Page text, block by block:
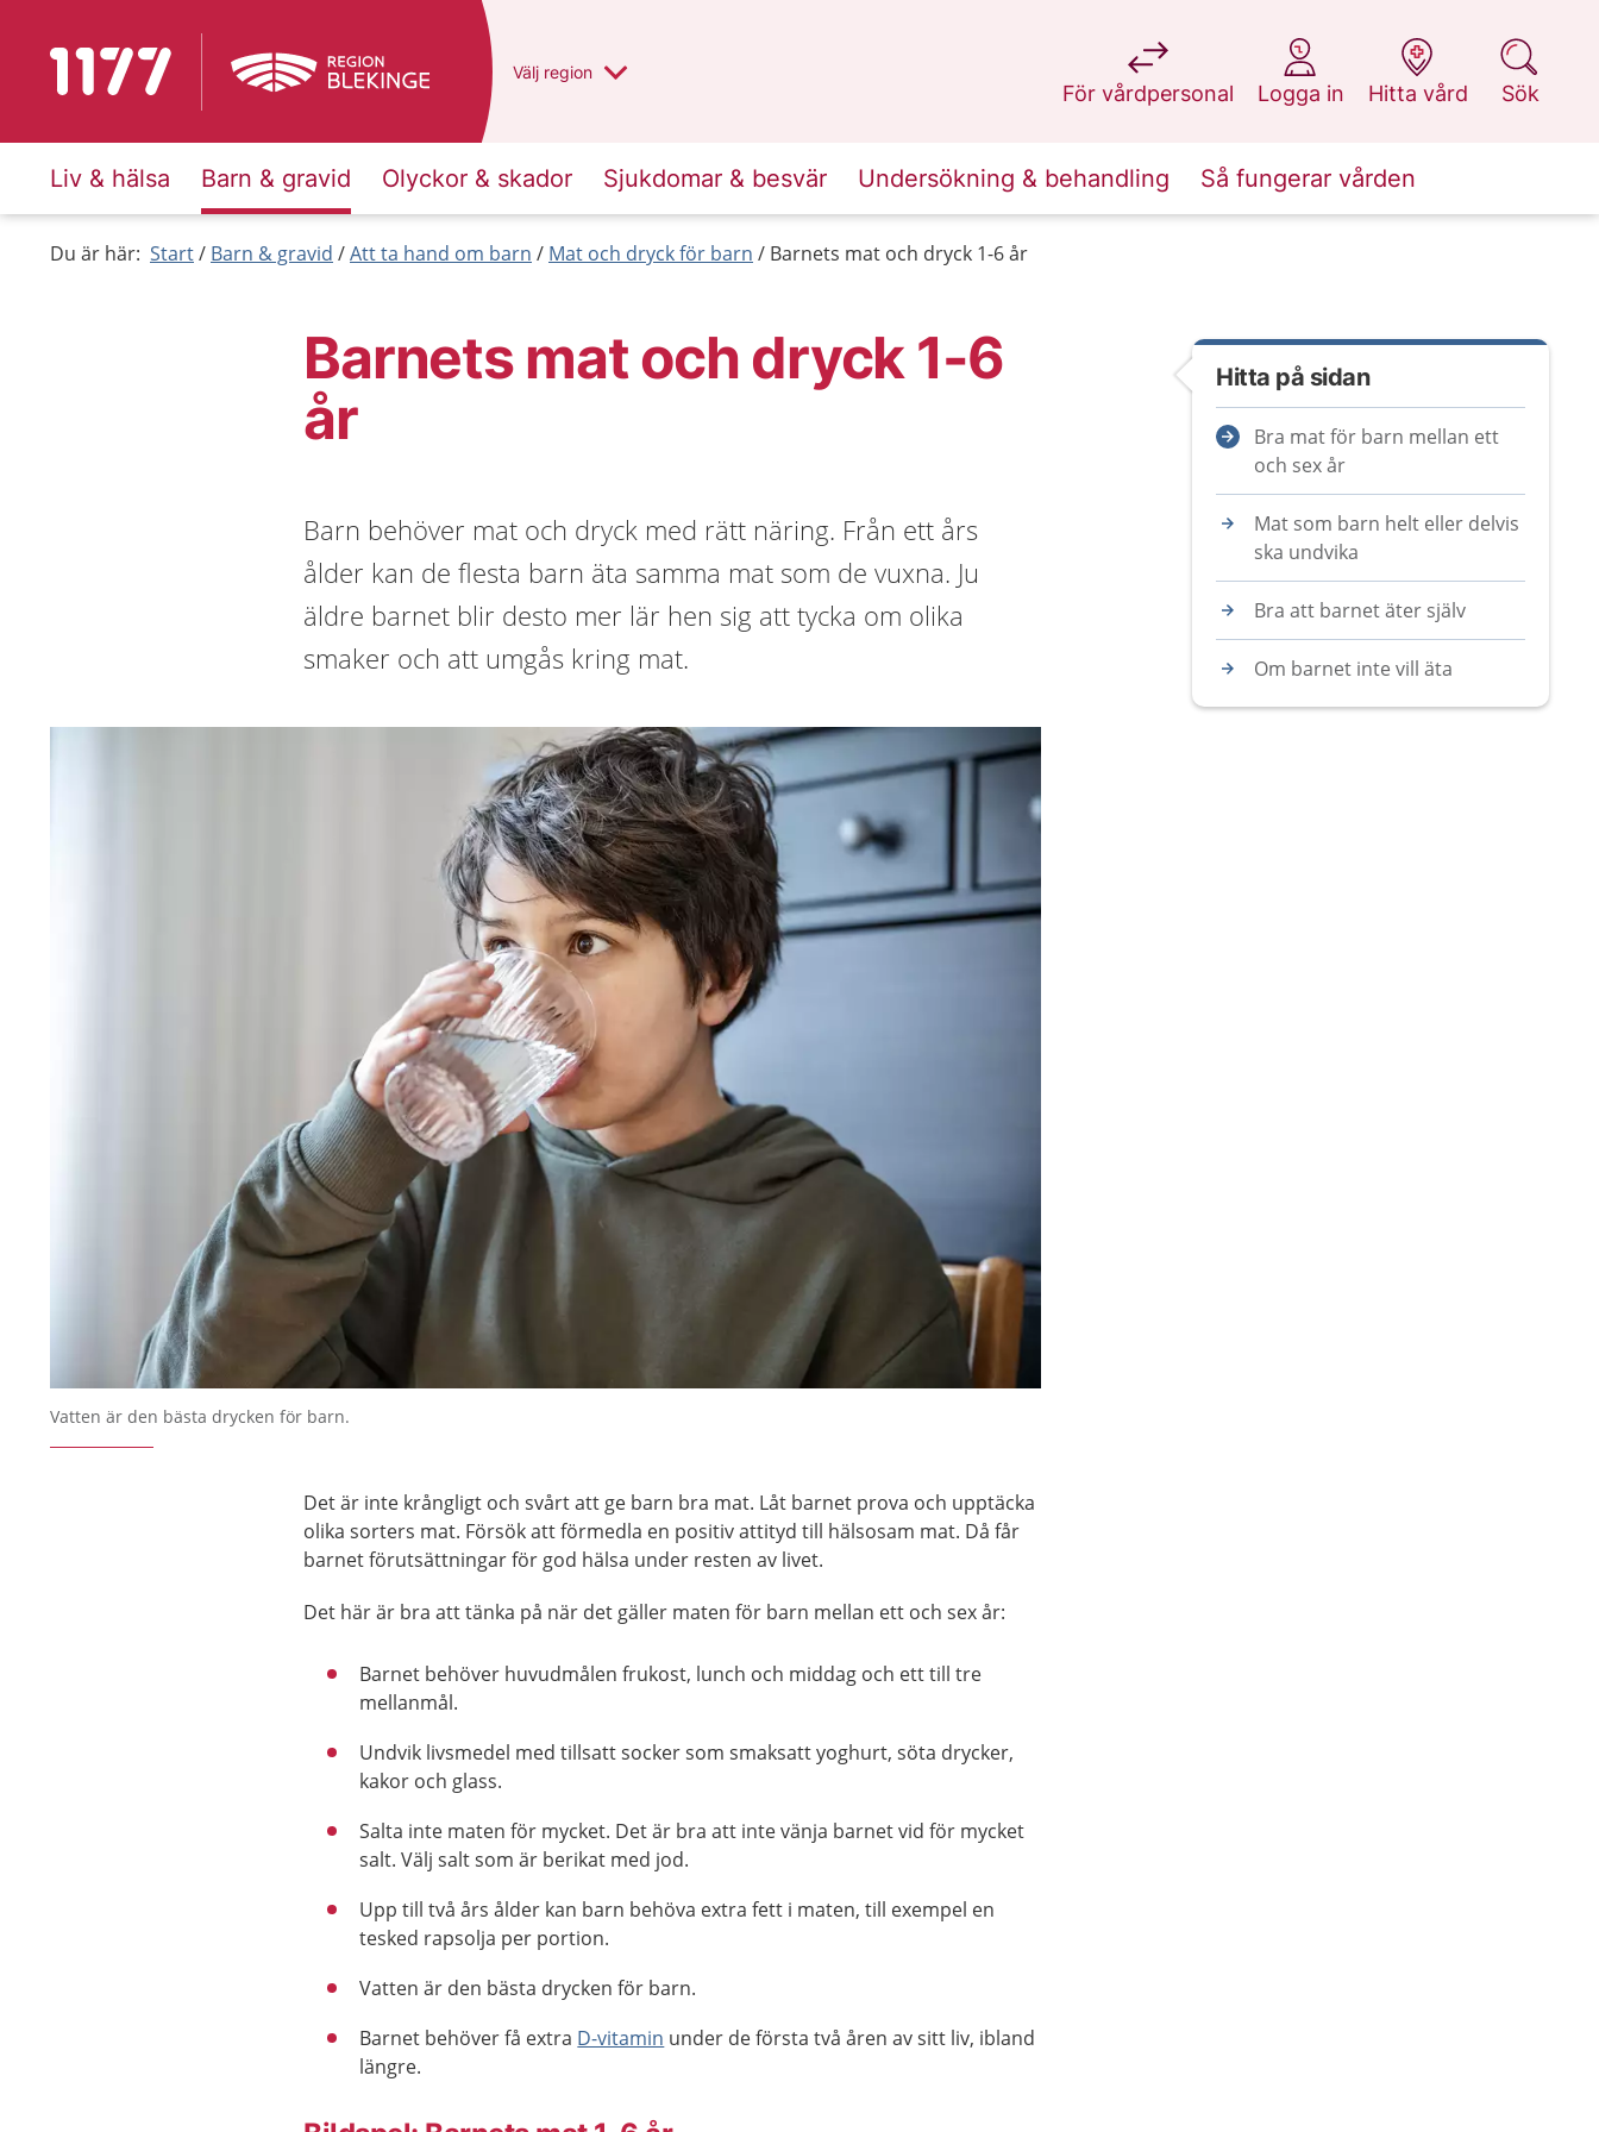
Till startsidan för 1177 Du har valt region
Välj en annan
region
För vårdpersonal
på 1177.se
Logga in
på 1177.se
Hitta vård
på 1177.se
Sök
på 1177.se
Liv & hälsa Barn & gravid Olyckor & skador Sjukdomar & besvär Undersökning & behandling Så fungerar vården
Du är här: Start Barn & gravid Att ta hand om barn Mat och dryck för barn Barnets mat och dryck 1-6 år
Barnets mat och dryck 1-6
år
Barn behöver mat och dryck med rätt näring. Från ett års
ålder kan de flesta barn äta samma mat som de vuxna. Ju
äldre barnet blir desto mer lär hen sig att tycka om olika
smaker och att umgås kring mat.
Vatten är den bästa drycken för barn.
Det är inte krångligt och svårt att ge barn bra mat. Låt barnet prova och upptäcka
olika sorters mat. Försök att förmedla en positiv attityd till hälsosam mat. Då får
barnet förutsättningar för god hälsa under resten av livet.
Det här är bra att tänka på när det gäller maten för barn mellan ett och sex år:
Barnet behöver huvudmålen frukost, lunch och middag och ett till tre
mellanmål.
Undvik livsmedel med tillsatt socker som smaksatt yoghurt, söta drycker,
kakor och glass.
Salta inte maten för mycket. Det är bra att inte vänja barnet vid för mycket
salt. Välj salt som är berikat med jod.
Upp till två års ålder kan barn behöva extra fett i maten, till exempel en
tesked rapsolja per portion.
Vatten är den bästa drycken för barn.
Barnet behöver få extra D-vitamin under de första två åren av sitt liv, ibland
längre.
Hitta på sidan
Bra mat för barn mellan ett
och sex år
Mat som barn helt eller delvis
ska undvika
Bra att barnet äter själv
Om barnet inte vill äta